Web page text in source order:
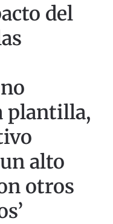
del
plantilla,
alto
otros